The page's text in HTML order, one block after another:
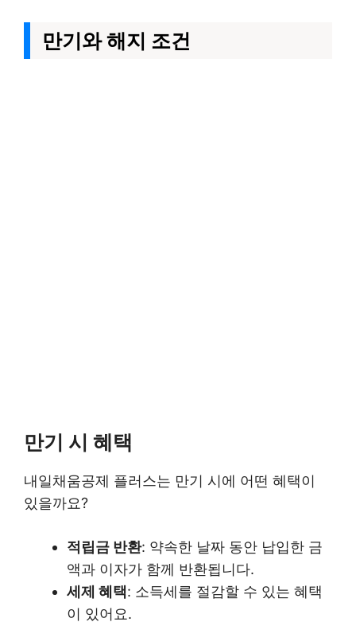
만기와 해지 조건
만기 시 혜택
내일채움공제 플러스는 만기 시에 어떤 혜택이
있을까요?
적립금 반환: 약속한 날짜 동안 납입한 금
액과 이자가 함께 반환됩니다.
세제 혜택: 소득세를 절감할 수 있는 혜택
이 있어요.